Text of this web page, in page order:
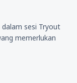
sesi Tryout
memerlukan